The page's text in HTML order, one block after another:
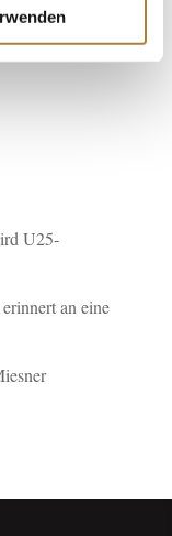
U25-
an eine